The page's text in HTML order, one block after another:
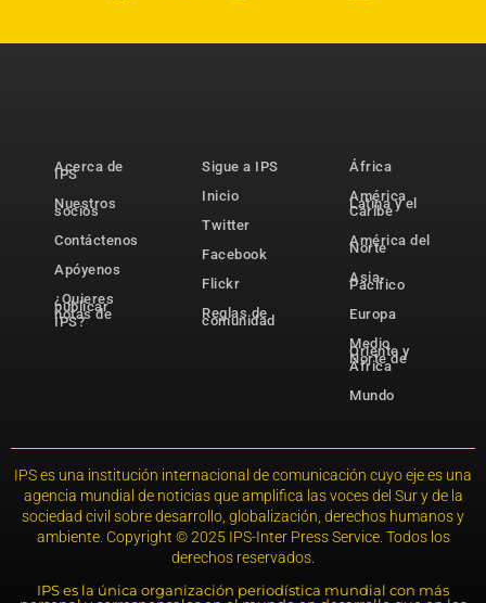
Acerca de
IPS
Nuestros
socios
Contáctenos
Apóyenos
¿Quieres
publicar
notas de
IPS?
Sigue a IPS
Inicio
Twitter
Facebook
Flickr
Reglas de
comunidad
África
América
Latina y el
Caribe
América del
Norte
Asia-
Pacífico
Europa
Medio
Oriente y
Norte de
África
Mundo
IPS es una institución internacional de comunicación cuyo eje es una
agencia mundial de noticias que amplifica las voces del Sur y de la
sociedad civil sobre desarrollo, globalización, derechos humanos y
ambiente. Copyright © 2025 IPS-Inter Press Service. Todos los
derechos reservados.
IPS es la única organización periodística mundial con más